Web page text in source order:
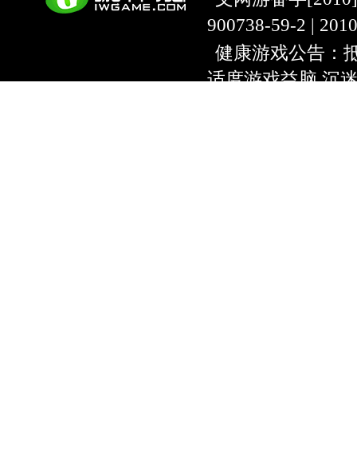
900738-59-2 |
健康游戏公告：
适度游戏益脑 沉